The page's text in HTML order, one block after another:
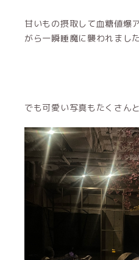
甘いもの摂取して血糖値爆
がら一瞬睡魔に襲われまし
でも可愛い写真もたくさん